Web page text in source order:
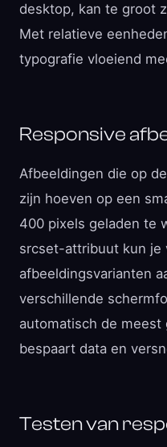
desktop, kan te groot
Met relatieve
typografie vloeiend
Responsive
Afbeeldingen die op
zijn hoeven op een
400 pixels geladen te
srcset-attribuut kun je
afbeeldingsvarianten
verschillende
automatisch de
bespaart data en
Testen van